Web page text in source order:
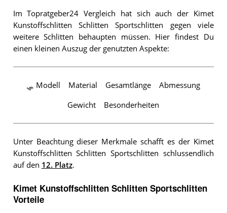
Im Topratgeber24 Vergleich hat sich auch der Kimet
Kunstoffschlitten Schlitten Sportschlitten gegen viele
weitere Schlitten behaupten müssen. Hier findest Du
einen kleinen Auszug der genutzten Aspekte:
🛷 Modell Material Gesamtlänge Abmessung
Gewicht Besonderheiten
Unter Beachtung dieser Merkmale schafft es der Kimet
Kunstoffschlitten Schlitten Sportschlitten schlussendlich
auf den 12. Platz.
Kimet Kunstoffschlitten Schlitten Sportschlitten
Vorteile